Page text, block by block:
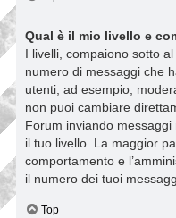
Qual è il mio livello e
I livelli, compaiono sotto
numero di messaggi che
utenti, ad esempio,
non puoi cambiare
Forum inviando
il tuo livello. La maggior
comportamento e
il numero dei tuoi
Top